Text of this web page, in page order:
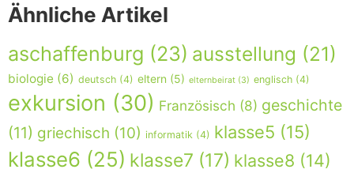
Ähnliche Artikel
aschaffenburg (23) ausstellung (21)
biologie (6) deutsch (4) eltern (5) elternbeirat (3) englisch (4)
exkursion (30) Französisch (8) geschichte
(11) griechisch (10) informatik (4) klasse5 (15)
klasse6 (25) klasse7 (17) klasse8 (14)